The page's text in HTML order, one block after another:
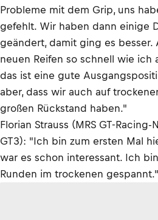
Probleme mit dem Grip, uns
gefehlt. Wir haben dann einige
geändert, damit ging es besser.
neuen Reifen so schnell wie ich
das ist eine gute
aber, dass wir auch auf
großen Rückstand haben."
Florian Strauss (MRS GT-Racing-
GT3): "Ich bin zum ersten Mal
war es schon interessant. Ich
Runden im trockenen gespannt."